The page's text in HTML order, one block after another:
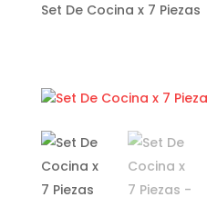
Set De Cocina x 7 Piezas